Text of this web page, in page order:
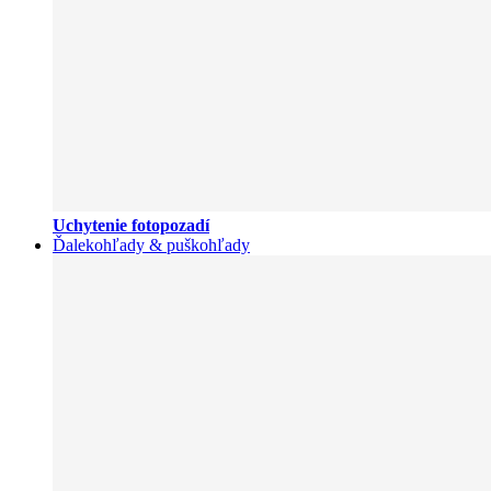
Uchytenie fotopozadí
Ďalekohľady & puškohľady